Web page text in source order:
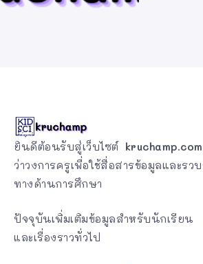
ยินดีต้อนรับสู่เว็บไซต์ kruchamp.com
ว่าวงการครูเพื่อใช้สื่อสารข้อมูลและรว
ทางด้านการศึกษา
ปัจจุบันเพิ่มเติมข้อมูลสำหรับนักเรีย
และเรื่องราวทั่วไป